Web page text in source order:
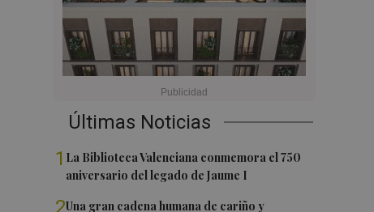
Últimas Noticias
1 La Biblioteca Valenciana conmemora el 750
aniversario del legado de Jaume I
2Una gran cadena humana de cariño y